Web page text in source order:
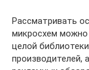
Рассматривать
микросхем можно
целой
производителей,